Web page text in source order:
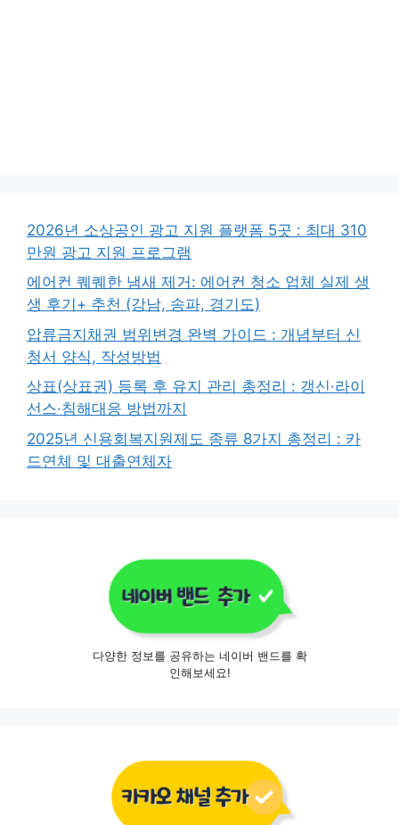
2026년 소상공인 광고 지원 플랫폼 5곳 : 최대 310
만원 광고 지원 프로그램
에어컨 퀘퀘한 냄새 제거: 에어컨 청소 업체 실제 생
생 후기+ 추천 (강남, 송파, 경기도)
압류금지채권 범위변경 완벽 가이드 : 개념부터 신
청서 양식, 작성방법
상표(상표권) 등록 후 유지 관리 총정리 : 갱신·라이
선스·침해대응 방법까지
2025년 신용회복지원제도 종류 8가지 총정리 : 카
드연체 및 대출연체자
다양한 정보를 공유하는 네이버 밴드를 확
인해보세요!